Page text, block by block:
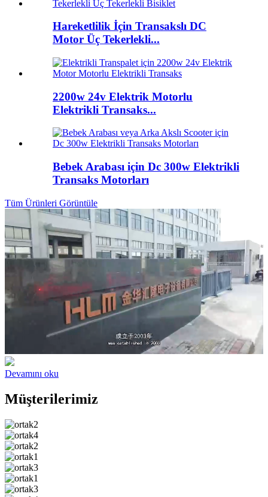
Hareketlilik İçin Transakslı DC
Motor Üç Tekerlekli...
2200w 24v Elektrik Motorlu
Elektrikli Transaks...
Bebek Arabası için Dc 300w Elektrikli
Transaks Motorları
Tüm Ürünleri Görüntüle
Devamını oku
Müşterilerimiz